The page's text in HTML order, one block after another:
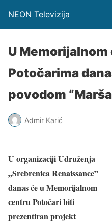
NEON Televizija
U
Potočarima
povodom
Admir Karić
U organizaciji Udruženja
„Srebrenica Renaissance”
danas će u Memorijalnom
centru Potočari biti
prezentiran projekt